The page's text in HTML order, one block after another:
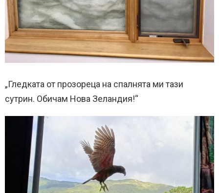
„Гледката от прозореца на спалнята ми тази
сутрин. Обичам Нова Зеландия!“